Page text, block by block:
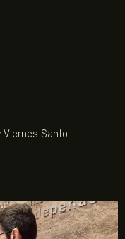
Viernes Santo